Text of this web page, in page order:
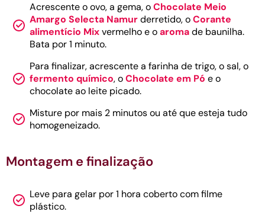
Acrescente o ovo, a gema, oChocolate Meio
Amargo Selecta Namurderretido, oCorante
alimentício Mixvermelho e oaromade baunilha.
Bata por 1 minuto.
Para finalizar, acrescente a farinha de trigo, o sal, o
fermento químico, oChocolate em Pó e o
chocolate ao leite picado.
Misture por mais 2 minutos ou até que esteja tudo
homogeneizado.
Montagem e finalização
Leve para gelar por 1 hora coberto com filme
plástico.